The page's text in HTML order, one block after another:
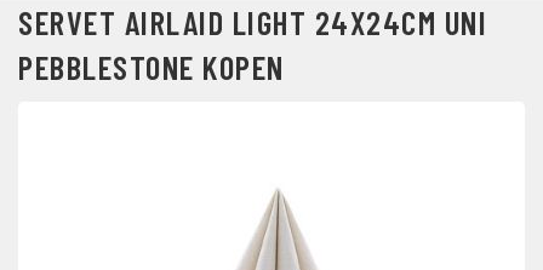
SERVET AIRLAID LIGHT 24X24CM UNI
PEBBLESTONE KOPEN